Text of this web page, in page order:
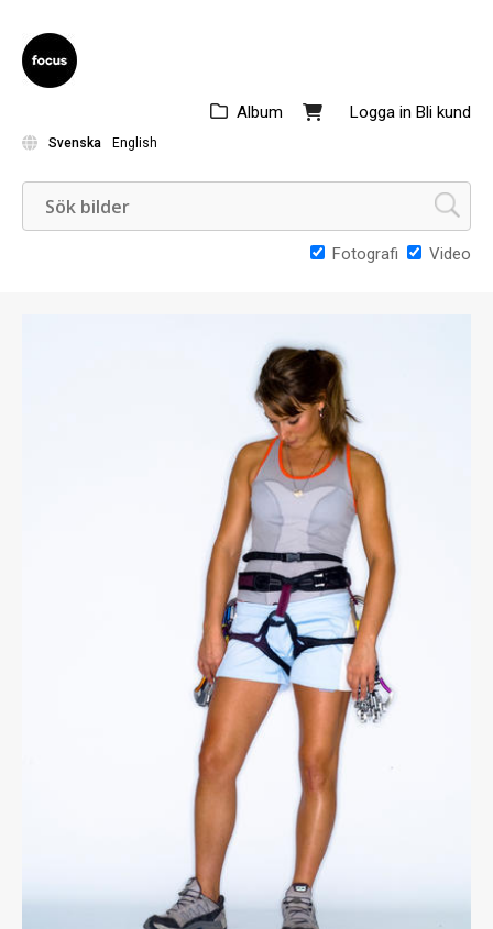
Logga in Bli kund
Album
Svenska English
Fotografi Video